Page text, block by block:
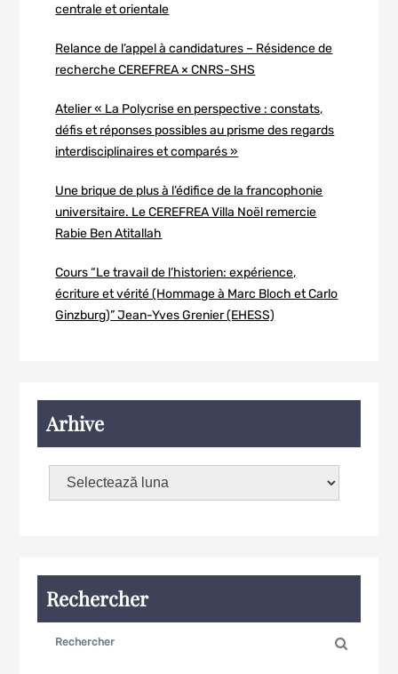
centrale et orientale
Relance de l’appel à candidatures – Résidence de
recherche CEREFREA × CNRS-SHS
Atelier « La Polycrise en perspective : constats,
défis et réponses possibles au prisme des regards
interdisciplinaires et comparés »
Une brique de plus à l’édifice de la francophonie
universitaire. Le CEREFREA Villa Noël remercie
Rabie Ben Atitallah
Cours “Le travail de l’historien: expérience,
écriture et vérité (Hommage à Marc Bloch et Carlo
Ginzburg)” Jean-Yves Grenier (EHESS)
Arhive
Rechercher